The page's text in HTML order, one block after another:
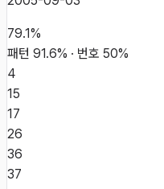
79.1%
패턴 91.6% · 번호 50%
4
15
17
26
36
37